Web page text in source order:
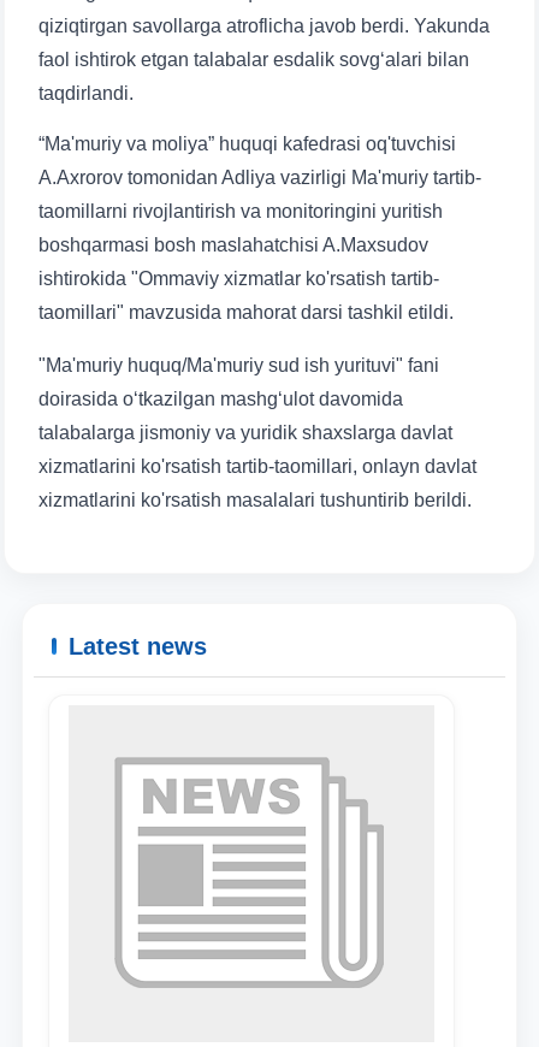
qiziqtirgan savollarga atroflicha javob berdi. Yakunda
faol ishtirok etgan talabalar esdalik sovg‘alari bilan
taqdirlandi.
“Ma'muriy va moliya” huquqi kafedrasi oq'tuvchisi
A.Axrorov tomonidan Adliya vazirligi Ma'muriy tartib-
taomillarni rivojlantirish va monitoringini yuritish
boshqarmasi bosh maslahatchisi A.Maxsudov
ishtirokida "Ommaviy xizmatlar ko'rsatish tartib-
taomillari" mavzusida mahorat darsi tashkil etildi.
"Ma'muriy huquq/Ma'muriy sud ish yurituvi" fani
doirasida o‘tkazilgan mashg‘ulot davomida
talabalarga jismoniy va yuridik shaxslarga davlat
xizmatlarini ko'rsatish tartib-taomillari, onlayn davlat
xizmatlarini ko'rsatish masalalari tushuntirib berildi.
Latest news